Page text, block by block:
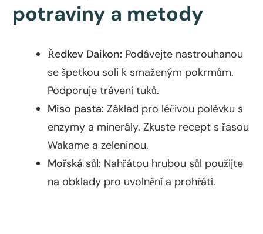
potraviny a metody
Ředkev Daikon: Podávejte nastrouhanou
se špetkou soli k smaženým pokrmům.
Podporuje trávení tuků.
Miso pasta: Základ pro léčivou polévku s
enzymy a minerály. Zkuste recept s řasou
Wakame a zeleninou.
Mořská sůl: Nahřátou hrubou sůl použijte
na obklady pro uvolnění a prohřátí.